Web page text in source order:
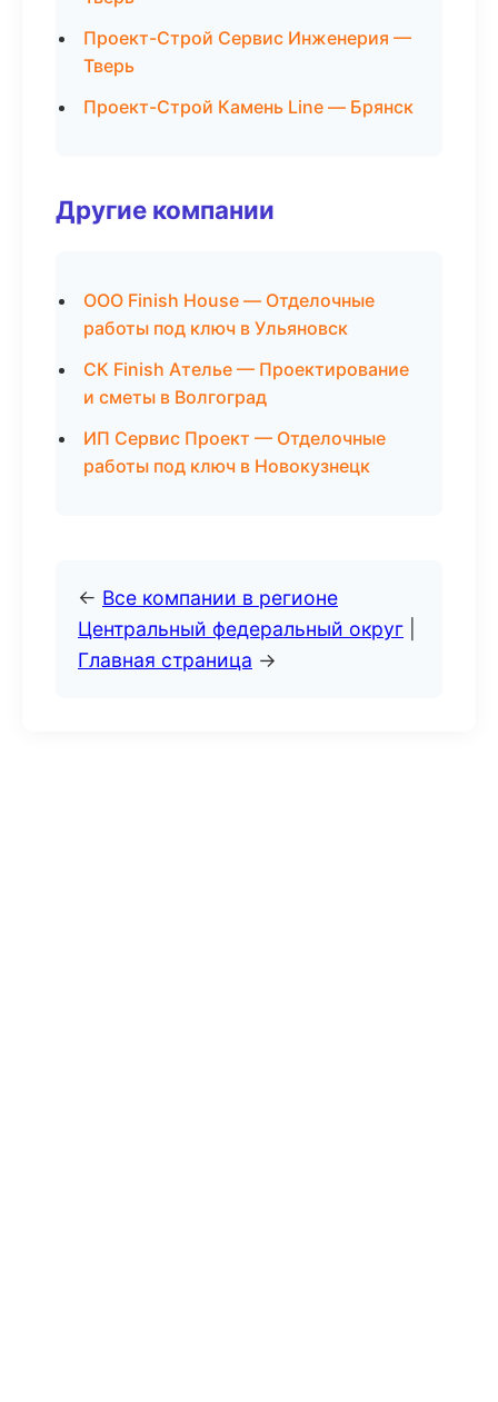
Проект-Строй Сервис Инженерия —
Тверь
Проект-Строй Камень Line — Брянск
Другие компании
ООО Finish House — Отделочные
работы под ключ в Ульяновск
СК Finish Ателье — Проектирование
и сметы в Волгоград
ИП Сервис Проект — Отделочные
работы под ключ в Новокузнецк
← Все компании в регионе
Центральный федеральный округ
Главная страница →